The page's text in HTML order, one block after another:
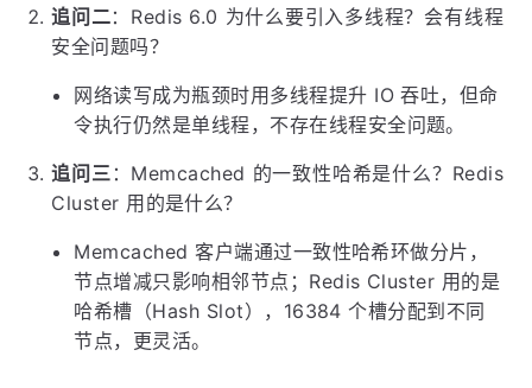
追问二：Redis 6.0 为什么要引入多线程？会有线程
安全问题吗？
网络读写成为瓶颈时用多线程提升 IO 吞吐，但命
令执行仍然是单线程，不存在线程安全问题。
追问三 ：Memcached 的一致性哈希是什么？Redis
Cluster 用的是什么？
Memcached 客户端通过一致性哈希环做分片，
节点增减只影响相邻节点；Redis Cluster 用的是
哈希槽（Hash Slot），16384 个槽分配到不同
节点，更灵活。